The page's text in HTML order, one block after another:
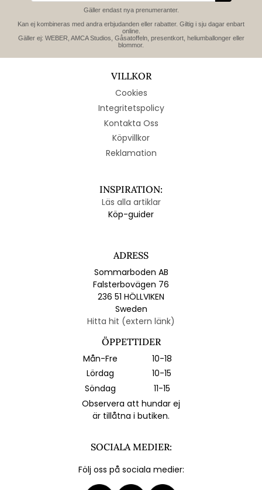
Gäller endast nya prenumeranter.
Kan ej kombineras med andra erbjudanden eller rabatter. Giltig i sju dagar enbart
online.
Gäller ej: WEBER, AMCA Studios, Gåsatoffeln, presentkort, heliumballonger eller
blommor.
VILLKOR
Cookies
Integritetspolicy
Kontakta Oss
Köpvillkor
Reklamation
INSPIRATION:
Läs alla artiklar
Köp-guider
ADRESS
Sommarboden AB
Falsterbovägen 76
236 51 HÖLLVIKEN
Sweden
Hitta hit (extern länk)
ÖPPETTIDER
Mån-Fre
10-18
Lördag
10-15
Söndag
11-15
Observera att hundar ej
är tillåtna i butiken.
SOCIALA MEDIER:
Följ oss på sociala medier: